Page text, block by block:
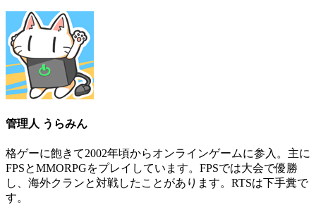
管理人 うらみん
格ゲーに飽きて2002年頃からオンラインゲームに参入。主に
FPSとMMORPGをプレイしています。FPSでは大会で優勝
し、海外クランと対戦したことがあります。RTSは下手糞で
す。